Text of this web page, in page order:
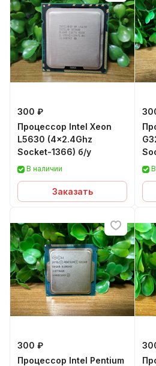
300 ₽
Процессор Intel Xeon
L5630 (4x2.4Ghz
Socket-1366) б/у
В наличии
Заказать
300 ₽
Процессор Intel Pentium